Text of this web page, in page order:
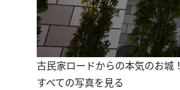
古民家ロードからの本気のお城！
すべての写真を見る